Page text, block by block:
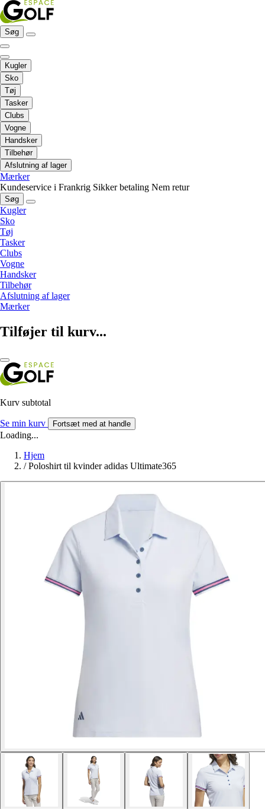
Søg
Kugler
Sko
Tøj
Tasker
Clubs
Vogne
Handsker
Tilbehør
Afslutning af lager
Mærker
Kundeservice i Frankrig Sikker betaling Nem retur
Søg
Kugler
Sko
Tøj
Tasker
Clubs
Vogne
Handsker
Tilbehør
Afslutning af lager
Mærker
Tilføjer til kurv...
Kurv subtotal
Se min kurv Fortsæt med at handle
Loading...
Hjem
/ Poloshirt til kvinder adidas Ultimate365